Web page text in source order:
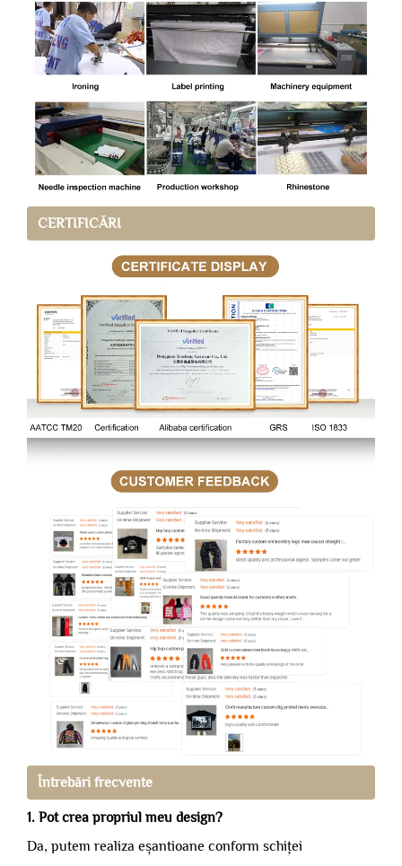
CERTIFICĂRI
Întrebări frecvente
1. Pot crea propriul meu design?
Da, putem realiza eșantioane conform schiței